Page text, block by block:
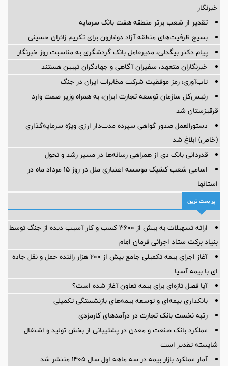
خبرنگار
تقدیر از شعب برتر منطقه هفت بانک سرمایه
بسیج ظرفیت‌های منطقه آزاد دوغارون برای تکریم زائران حسینی
پیام دکتر بیگدلی، مدیرعامل بانک گردشگری به مناسبت روز خبرنگار
خبرنگاران متعهد، سفیران آگاهی و جهادگران تبیین هستند
تاب‌آوری؛ رمز موفقیت شرکت مخابرات ایران در جنگ
رئیس‌کل سازمان توسعه تجارت ایران، به همراه وزیر صمت وارد
قرقیزستان شد
دستورالعمل صدور گواهی سپرده مدت‌دار ارزی ویژه سرمایه‌گذاری
(خاص) ابلاغ شد
قدردانی بانک دی از همراهی رسانه‌ها در مسیر رشد و تحول
اسامی شعب کشیک موسسه اعتباری ملل در روز 15 مرداد ماه در
استانها
پر بحث ترین
ارائه تسهیلات به بیش از ۳۶۰۰ کسب و کار آسیب دیده از جنگ توسط
بنیاد برکت ستاد اجرائی فرمان امام
آغاز اجرای بیمه تکمیلی جامع بیش از ۲۰۰ هزار راننده حمل و نقل جاده
ای با بیمه آسیا
آیا فصل تازه‌ای برای بیمه تعاون آغاز شده است؟
بانکداری بیمه‌ای و توسعه بیمه‌های بازنشستگی تکمیلی
رتبه نخست بانک تجارت در درآمدهای کارمزدی
عملکرد بانک صنعت و معدن در پشتیبانی از بخش تولید و اشتغال
شایسته تقدیر است
آمار عملكرد بازار بیمه در سه ماهه اول سال 1405 منتشر شد